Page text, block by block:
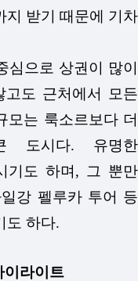
지 받기 때문에 기차
심으로 상권이 많이
도 근처에서 모든
모는 룩소르보다 더
도시다. 유명한
기도 하며, 그 뿐만
강 펠루카 투어 등
도 하다.
이라이트